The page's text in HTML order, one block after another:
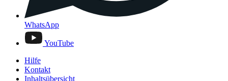
WhatsApp
YouTube
Hilfe
Kontakt
Inhaltsübersicht